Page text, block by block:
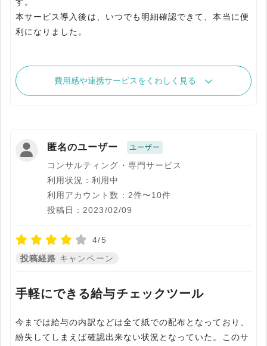
本サービス導入後は、いつでも明細確認できて、本当に便
利になりました。
費用感や連携サービスをくわしく見る
匿名のユーザー ユーザー
コンサルティング・専門サービス
利用状況：利用中
利用アカウント数：2件〜10件
投稿日：2023/02/09
4/5
投稿経路 キャンペーン
手軽にできる給与チェックツール
今までは給与の内訳などは全て紙での配布となっており、
紛失してしまえば確認出来ない状況となっていた。このサ